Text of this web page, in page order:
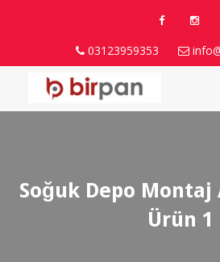
03123959353
Soğuk Depo Montaj
Ürün 1